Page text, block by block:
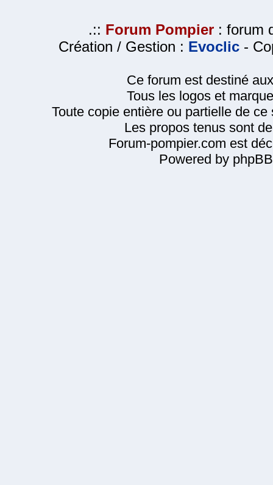
.:: Forum Pompier : forum
Création / Gestion : Evoclic -
Ce forum est destiné
Tous les logos et
Toute copie entière ou partielle de
Les propos tenus sont
Forum-pompier.com est
Powered by